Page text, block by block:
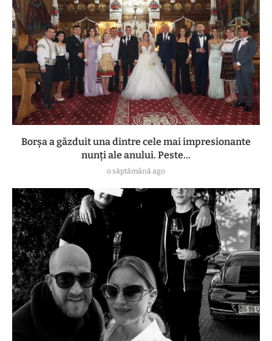
Borșa a găzduit una dintre cele mai impresionante
nunți ale anului. Peste...
o săptămână ago